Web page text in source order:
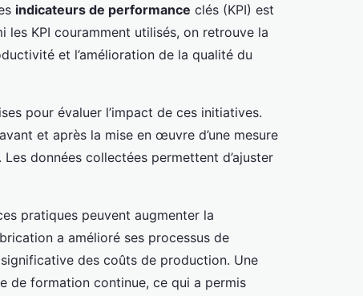
indicateurs de performance clés (KPI) est
KPI couramment utilisés, on retrouve la
et l’amélioration de la qualité du
pour évaluer l’impact de ces initiatives.
et après la mise en œuvre d’une mesure
données collectées permettent d’ajuster
pratiques peuvent augmenter la
a amélioré ses processus de
des coûts de production. Une
de formation continue, ce qui a permis